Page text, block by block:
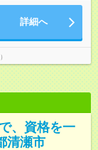
詳細へ
、資格を一
清瀬市